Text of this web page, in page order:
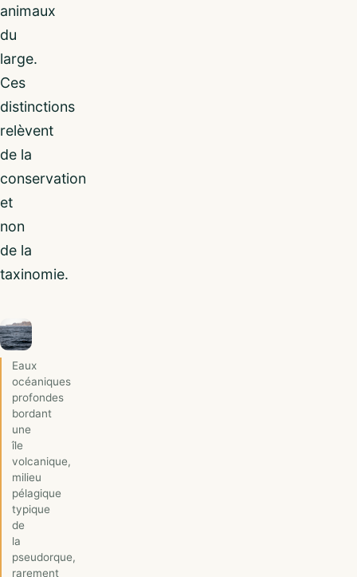
animaux
du
large.
Ces
distinctions
relèvent
de la
conservation
et
non
de la
taxinomie.
Eaux
océaniques
profondes
bordant
une
île
volcanique,
milieu
pélagique
typique
de
la
pseudorque,
rarement